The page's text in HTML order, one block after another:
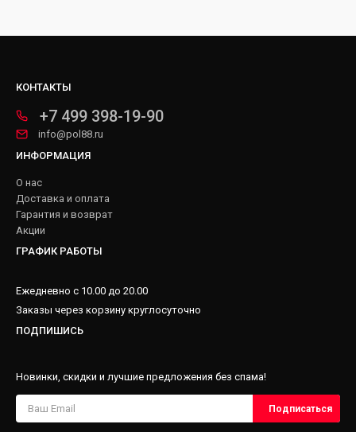
КОНТАКТЫ
+7 499 398-19-90
info@pol88.ru
ИНФОРМАЦИЯ
О нас
Доставка и оплата
Гарантия и возврат
Акции
ГРАФИК РАБОТЫ
Ежедневно с 10.00 до 20.00
Заказы через корзину круглосуточно
ПОДПИШИСЬ
Новинки, скидки и лучшие предложения без спама!